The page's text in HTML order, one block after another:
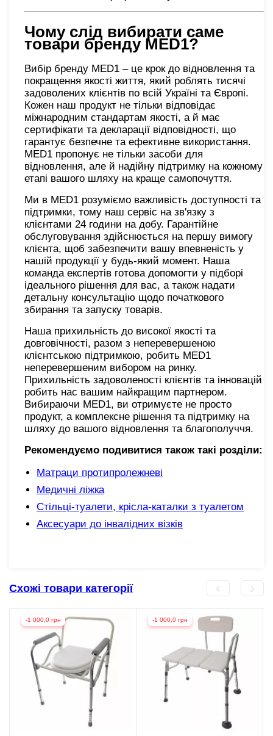
Чому слід вибирати саме
товари бренду MED1?
Вибір бренду MED1 – це крок до відновлення та
покращення якості життя, який роблять тисячі
задоволених клієнтів по всій Україні та Європі.
Кожен наш продукт не тільки відповідає
міжнародним стандартам якості, а й має
сертифікати та декларації відповідності, що
гарантує безпечне та ефективне використання.
MED1 пропонує не тільки засоби для
відновлення, але й надійну підтримку на кожному
етапі вашого шляху на краще самопочуття.
Ми в MED1 розуміємо важливість доступності та
підтримки, тому наш сервіс на зв'язку з
клієнтами 24 години на добу. Гарантійне
обслуговування здійснюється на першу вимогу
клієнта, щоб забезпечити вашу впевненість у
нашій продукції у будь-який момент. Наша
команда експертів готова допомогти у підборі
ідеального рішення для вас, а також надати
детальну консультацію щодо початкового
збирання та запуску товарів.
Наша прихильність до високої якості та
довговічності, разом з неперевершеною
клієнтською підтримкою, робить MED1
неперевершеним вибором на ринку.
Прихильність задоволеності клієнтів та інновацій
робить нас вашим найкращим партнером.
Вибираючи MED1, ви отримуєте не просто
продукт, а комплексне рішення та підтримку на
шляху до вашого відновлення та благополуччя.
Рекомендуємо подивитися також такі розділи:
Матраци протипролежневі
Медичні ліжка
Стільці-туалети, крісла-каталки з туалетом
Аксесуари до інвалідних візків
Схожі товари категорії
-1 000,0 грн -1 000,0 грн